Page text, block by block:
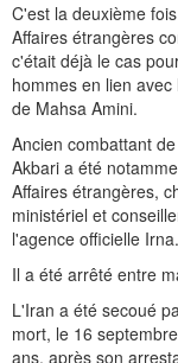
C'est la deuxième
Affaires étrangères
c'était déjà le cas
hommes en lien
de Mahsa Amini.
Ancien combattant
Akbari a été
Affaires étrangères,
ministériel et
l'agence officielle Irna.
Il a été arrêté entre
L'Iran a été secoué
mort, le 16
ans, après son